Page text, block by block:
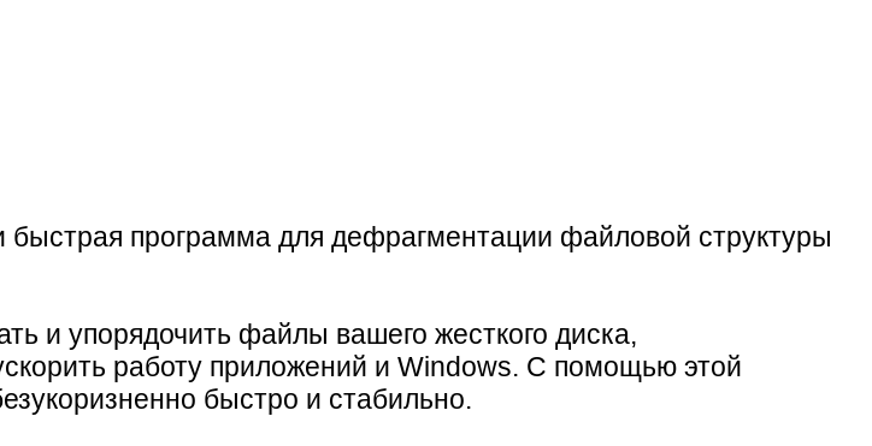
программа для дефрагментации файловой структуры
и упорядочить файлы вашего жесткого диска,
работу приложений и Windows. С помощью этой
быстро и стабильно.